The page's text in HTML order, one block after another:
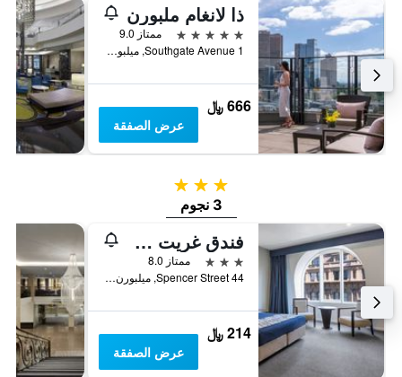
ذا لانغام ملبورن
5 نجوم
ممتاز 9.0
1 Southgate Avenue, ميلبورن, VIC, أستراليا
666 ﷼
عرض الصفقة
3 نجوم
3 نجوم
فندق غريت ساوثيرن ملبورن
3 نجوم
ممتاز 8.0
44 Spencer Street, ميلبورن, VIC, أستراليا
214 ﷼
عرض الصفقة